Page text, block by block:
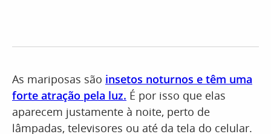
As mariposas são insetos noturnos e têm uma
forte atração pela luz. É por isso que elas
aparecem justamente à noite, perto de
lâmpadas, televisores ou até da tela do celular.